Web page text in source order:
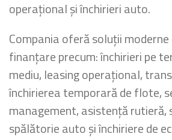
operațional și închirieri auto.
Compania oferă soluții
finanțare precum: închirieri pe
mediu, leasing operațional,
închirierea temporară de flote,
management, asistență rutieră,
spălătorie auto și închiriere de